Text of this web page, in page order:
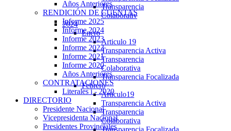
Transparencia
Colaborativ
2024
Enero
Articulo 19
Transparencia Activa
Transparencia
Colaborativa
Transparencia Focalizada
Febrero
Articulo19
Transparencia Activa
Transparencia
Colaborativa
Transparencia Focalizada
Años Anteriores
RENDICIÓN DE CUENTAS
Informe 2025
Informe 2024
Informe 2023
Informe 2022
Informe 2021
Informe 2020
Años Anteriores
CONTRATACIONES
Literales i - 2020
DIRECTORIO
Presidente Nacional
Vicepresidenta Nacional
Presidentes Provinciales